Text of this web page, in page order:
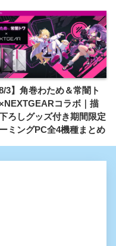
8/3】角巻わため＆常闇ト
コラボ｜描
ろしグッズ付き期間限定
ミングPC全4機種まとめ